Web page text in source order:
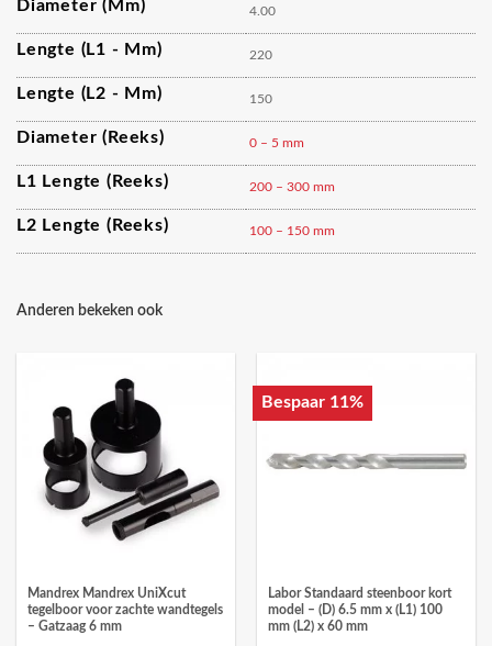
Diameter (mm) 4.00
Lengte (L1 - Mm) 220
Lengte (L2 - Mm) 150
Diameter (reeks) 0 – 5 mm
L1 Lengte (reeks) 200 – 300 mm
L2 Lengte (reeks) 100 – 150 mm
Anderen bekeken ook
Mandrex Mandrex UniXcut
tegelboor voor zachte wandtegels
– Gatzaag 6 mm
Bespaar 11%
Labor Standaard steenboor kort
model – (D) 6.5 mm x (L1) 100
mm (L2) x 60 mm